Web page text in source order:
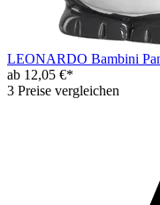
LEONARDO Bambini
ab 12,05 €*
3 Preise vergleichen